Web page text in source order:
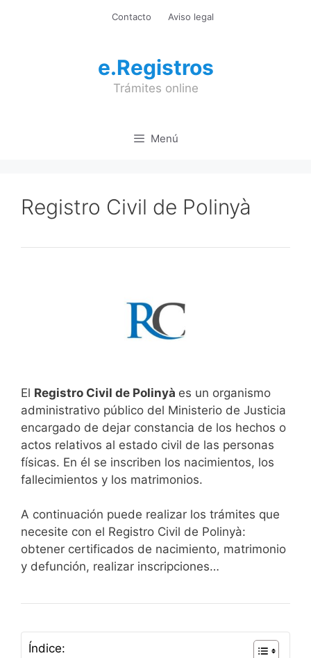
Contacto Aviso legal
e.Registros
Trámites online
Menú
Registro Civil de Polinyà
El Registro Civil de Polinyà es un organismo
administrativo público del Ministerio de Justicia
encargado de dejar constancia de los hechos o
actos relativos al estado civil de las personas
físicas. En él se inscriben los nacimientos, los
fallecimientos y los matrimonios.
A continuación puede realizar los trámites que
necesite con el Registro Civil de Polinyà:
obtener certificados de nacimiento, matrimonio
y defunción, realizar inscripciones…
Índice: